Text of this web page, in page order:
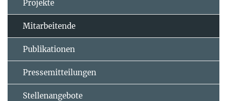
Projekte
Mitarbeitende
Publikationen
Pressemitteilungen
Stellenangebote